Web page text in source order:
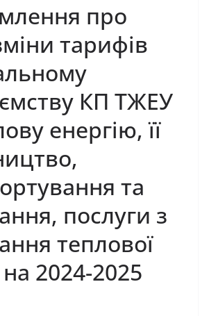
про
тарифів
КП ТЖЕУ
енергію, її
та
послуги з
теплової
на 2024-2025